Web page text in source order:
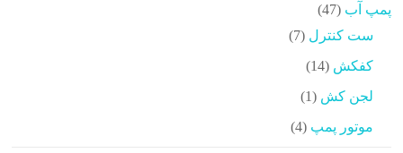
پمپ آب
47
47
محصولاتست کنترل 7
7
کفکش 14
14
لجن کش 1
1
موتور پمپ 4
4